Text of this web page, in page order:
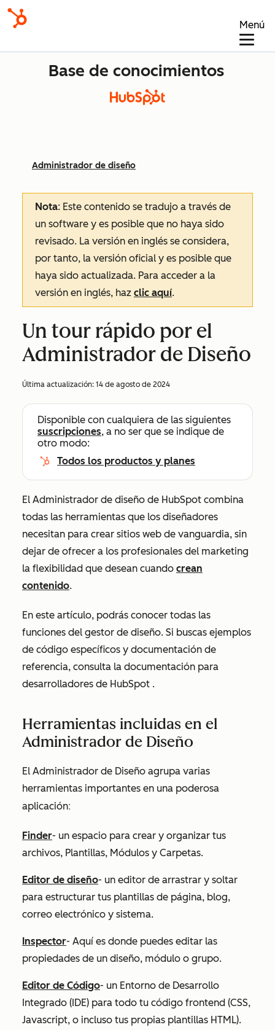
Menú
Base de conocimientos
Administrador de diseño
Nota: Este contenido se tradujo a través de
un software y es posible que no haya sido
revisado. La versión en inglés se considera,
por tanto, la versión oficial y es posible que
haya sido actualizada. Para acceder a la
versión en inglés, haz clic aquí.
Un tour rápido por el
Administrador de Diseño
Última actualización: 14 de agosto de 2024
Disponible con cualquiera de las siguientes
suscripciones, a no ser que se indique de
otro modo:
Todos los productos y planes
El Administrador de diseño de HubSpot combina
todas las herramientas que los diseñadores
necesitan para crear sitios web de vanguardia, sin
dejar de ofrecer a los profesionales del marketing
la flexibilidad que desean cuando crean
contenido.
En este artículo, podrás conocer todas las
funciones del gestor de diseño. Si buscas ejemplos
de código específicos y documentación de
referencia, consulta la documentación para
desarrolladores de HubSpot .
Herramientas incluidas en el
Administrador de Diseño
El Administrador de Diseño agrupa varias
herramientas importantes en una poderosa
aplicación:
Finder- un espacio para crear y organizar tus
archivos, Plantillas, Módulos y Carpetas.
Editor de diseño- un editor de arrastrar y soltar
para estructurar tus plantillas de página, blog,
correo electrónico y sistema.
Inspector- Aquí es donde puedes editar las
propiedades de un diseño, módulo o grupo.
Editor de Código- un Entorno de Desarrollo
Integrado (IDE) para todo tu código frontend (CSS,
Javascript, o incluso tus propias plantillas HTML).